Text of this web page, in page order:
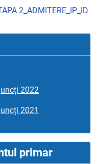
2_ADMITERE_IP_ID
2022
2021
primar